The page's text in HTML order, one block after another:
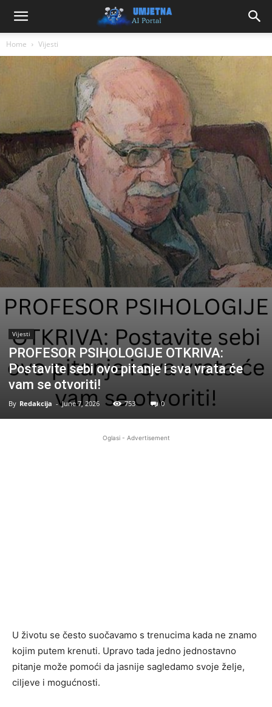
Home Vijesti
Vijesti
PROFESOR PSIHOLOGIJE OTKRIVA:
Postavite sebi ovo pitanje i sva vrata će
vam se otvoriti!
By Redakcija - June 7, 2026 753 0
Oglasi - Advertisement
U životu se često suočavamo s trenucima kada ne znamo
kojim putem krenuti. Upravo tada jedno jednostavno
pitanje može pomoći da jasnije sagledamo svoje želje,
ciljeve i mogućnosti.